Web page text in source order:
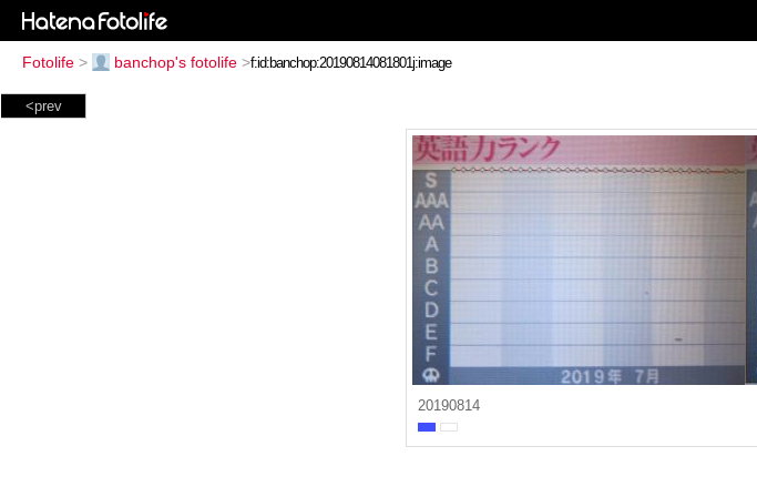
Fotolife > banchop's fotolife >
<prev
20190814